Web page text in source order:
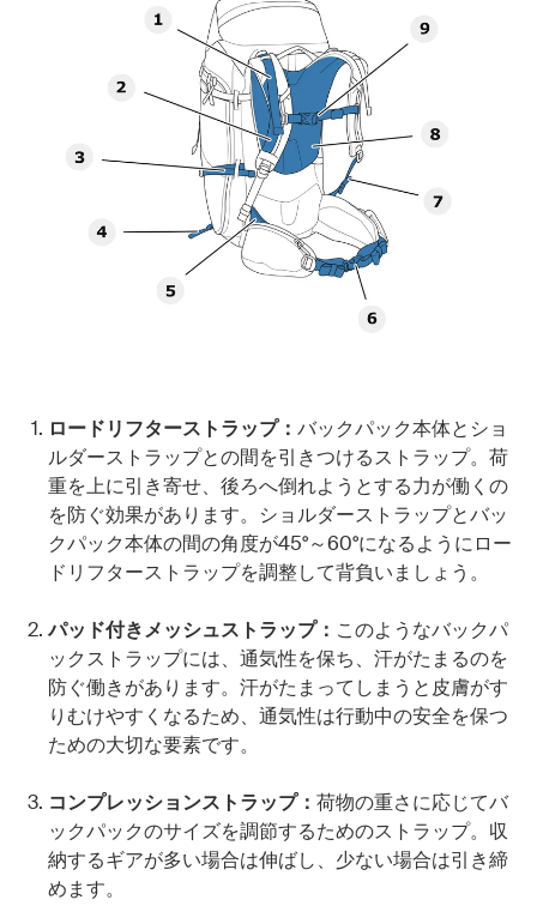
ロードリフターストラップ： バックパック本体とショ
ルダーストラップとの間を引きつけるストラップ。荷
重を上に引き寄せ、後ろへ倒れようとする力が働くの
を防ぐ効果があります。ショルダーストラップとバッ
クパック本体の間の角度が45°～60°になるようにロー
ドリフターストラップを調整して背負いましょう。
パッド付きメッシュストラップ： このようなバックパ
ックストラップには、通気性を保ち、汗がたまるのを
防ぐ働きがあります。汗がたまってしまうと皮膚がす
りむけやすくなるため、通気性は行動中の安全を保つ
ための大切な要素です。
コンプレッションストラップ： 荷物の重さに応じてバ
ックパックのサイズを調節するためのストラップ。収
納するギアが多い場合は伸ばし、少ない場合は引き締
めます。